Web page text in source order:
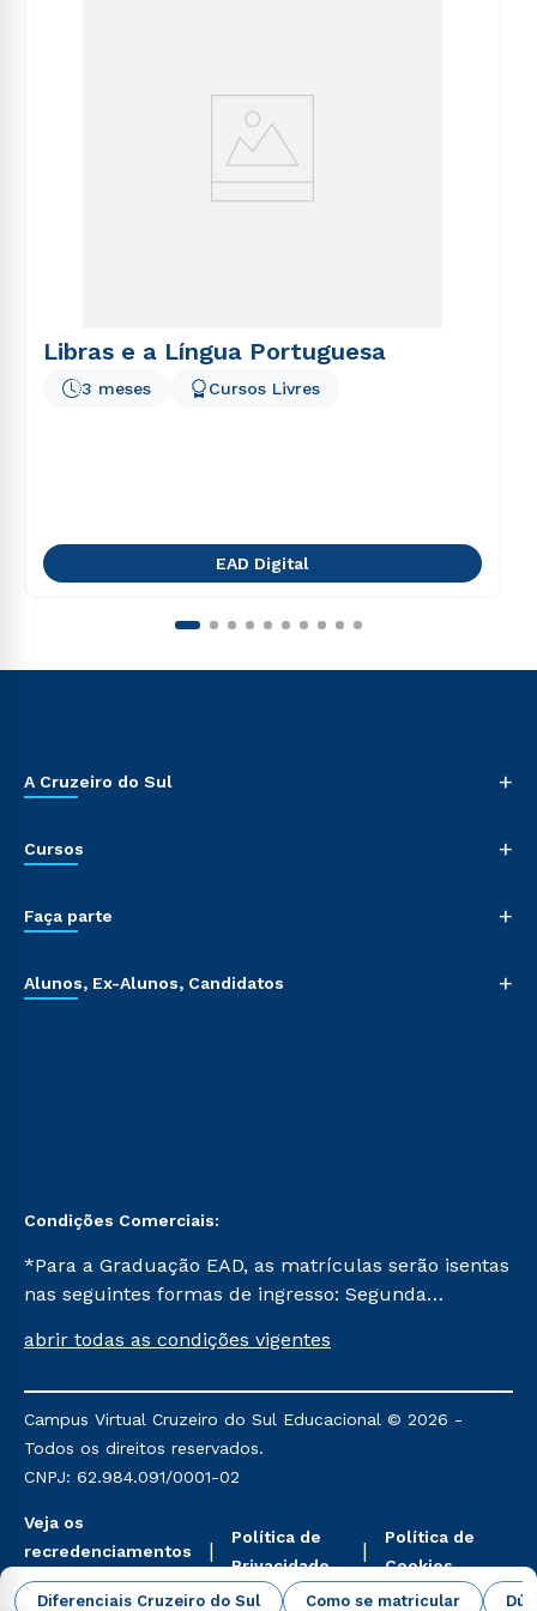
Diferenciais Cruzeiro do Sul Como se matricular
Libras e a Língua Portuguesa
3 meses Cursos Livres
EAD Digital
A Cruzeiro do Sul +
Cursos +
Faça parte +
Alunos, Ex-Alunos, Candidatos +
Condições Comerciais:
*Para a Graduação EAD, as matrículas serão isentas
nas seguintes formas de ingresso: Segunda
Já para as demais, a taxa de matrícula será de R$
mencionadas são referentes aos cursos: Ensino
Religioso, Geografia para a Docência e Metodologia
do Ensino de História: Questões Atuais.
abrir todas as condições vigentes
Campus Virtual Cruzeiro do Sul Educacional © 2026 -
Todos os direitos reservados.
CNPJ: 62.984.091/0001-02
Veja os
recredenciamentos
aqui
Política de
Privacidade
Política de
Cookies